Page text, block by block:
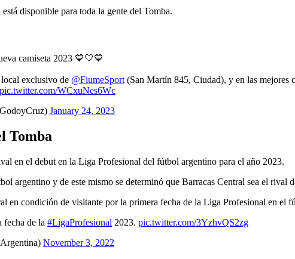
disponible para toda la gente del Tomba.
camiseta 2023 💙🤍💙
exclusivo de @FiumeSport (San Martín 845, Ciudad), y en las mejores
pic.twitter.com/WCxuNes6Wc
January 24, 2023
Tomba
en el debut en la Liga Profesional del fútbol argentino para el año 2023.
argentino y de este mismo se determinó que Barracas Central sea el rival
en condición de visitante por la primera fecha de la Liga Profesional en el
de la #LigaProfesional 2023. pic.twitter.com/3YzhvQS2zg
November 3, 2022